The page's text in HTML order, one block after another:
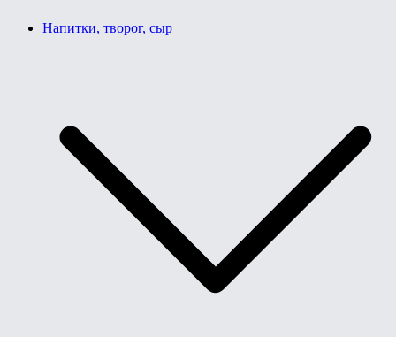
Напитки, творог, сыр